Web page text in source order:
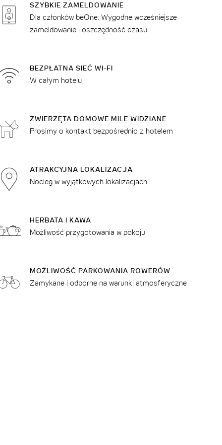
SZYBKIE ZAMELDOWANIE
Dla członków beOne: Wygodne wcześniejsze
zameldowanie i oszczędność czasu
BEZPŁATNA SIEĆ WI-FI
W całym hotelu
ZWIERZĘTA DOMOWE MILE WIDZIANE
Prosimy o kontakt bezpośrednio z hotelem
ATRAKCYJNA LOKALIZACJA
Nocleg w wyjątkowych lokalizacjach
HERBATA I KAWA
Możliwość przygotowania w pokoju
MOŻLIWOŚĆ PARKOWANIA ROWERÓW
Zamykane i odporne na warunki atmosferyczne